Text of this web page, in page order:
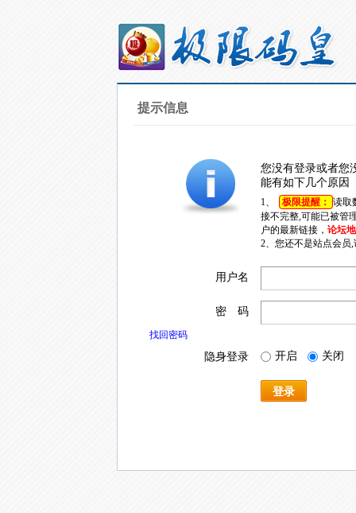
提示信息
您没有登录或者您
能有如下几个原因
1、 极限提醒： 读取
接不完整,可能已被管
户的最新链接， 论坛
2、您还不是站点会员
用户名
密 码
找回密码
隐身登录 开启 关闭
登录